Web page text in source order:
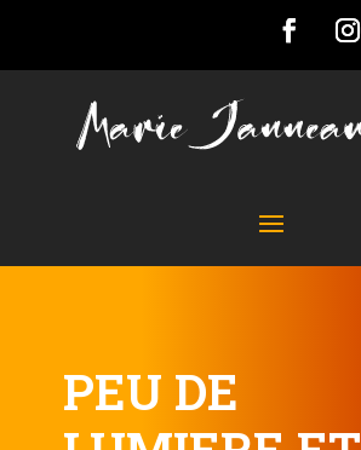
PEU DE